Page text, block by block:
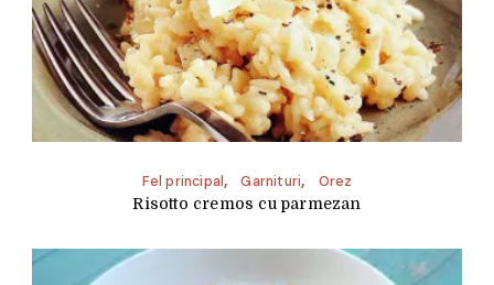
Fel principal Garnituri
Orez
Risotto cremos cu parmezan